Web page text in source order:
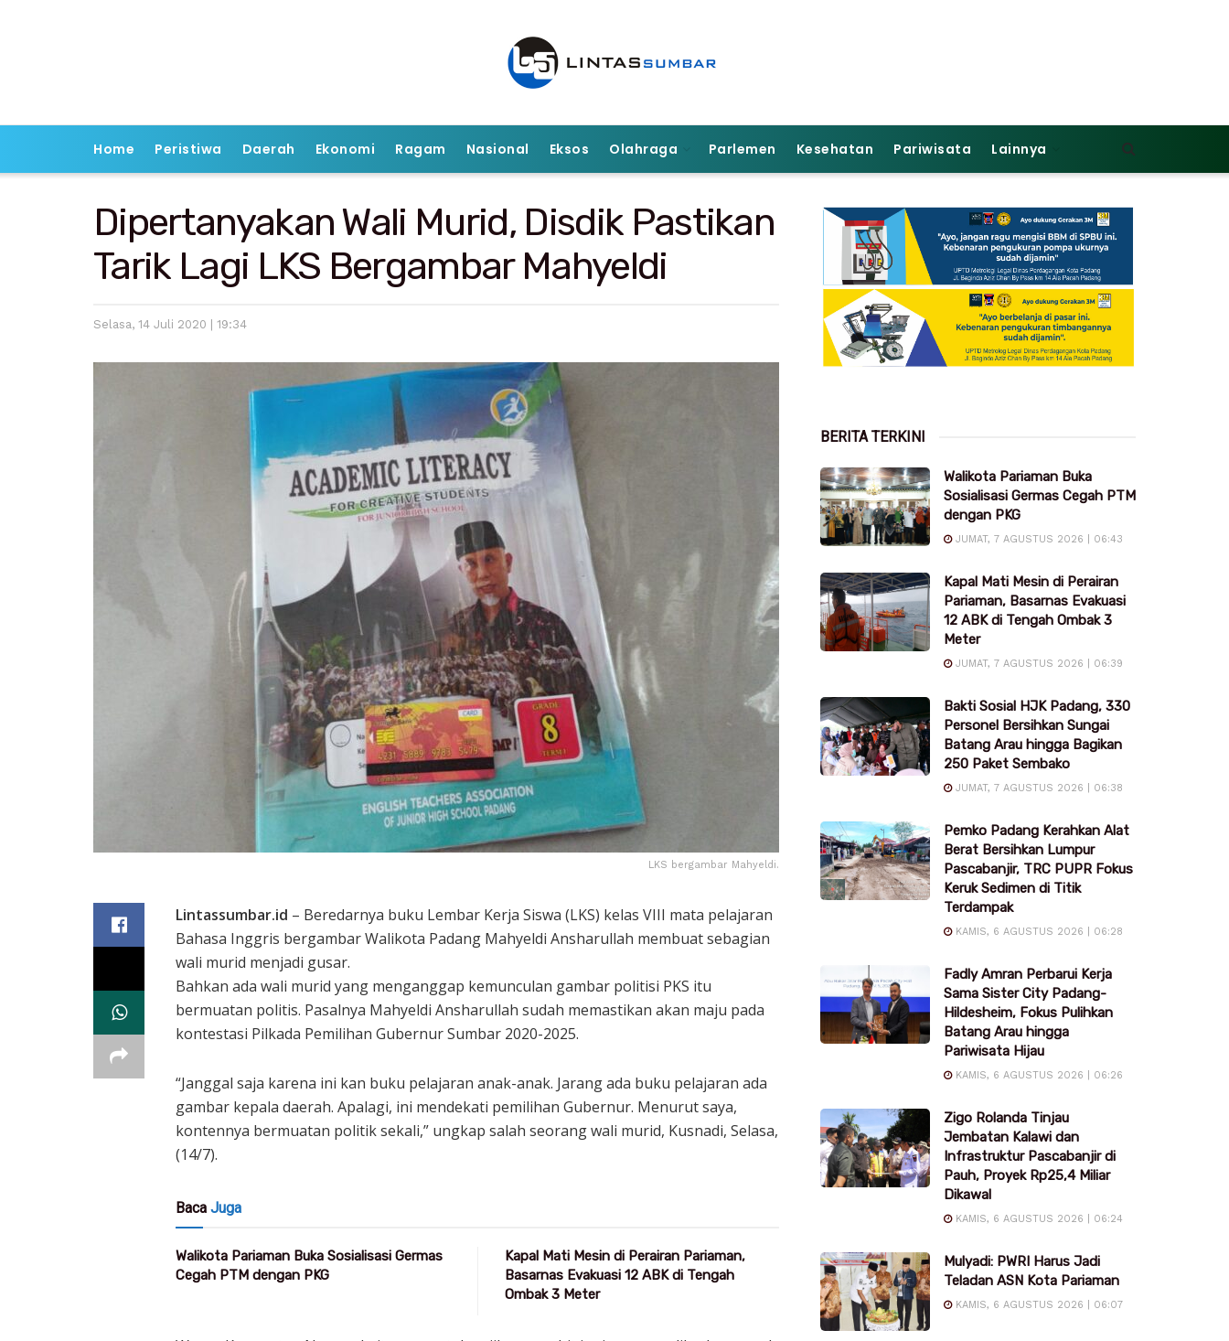
Home Peristiwa Daerah Ekonomi Ragam Nasional Eksos Olahraga Parlemen Kesehatan Pariwisata Lainnya
Dipertanyakan Wali Murid, Disdik Pastikan
Tarik Lagi LKS Bergambar Mahyeldi
Selasa, 14 Juli 2020 | 19:34
LKS bergambar Mahyeldi.
Lintassumbar.id – Beredarnya buku Lembar Kerja Siswa (LKS) kelas VIII mata pelajaran
Bahasa Inggris bergambar Walikota Padang Mahyeldi Ansharullah membuat sebagian
wali murid menjadi gusar.
Bahkan ada wali murid yang menganggap kemunculan gambar politisi PKS itu
bermuatan politis. Pasalnya Mahyeldi Ansharullah sudah memastikan akan maju pada
kontestasi Pilkada Pemilihan Gubernur Sumbar 2020-2025.
“Janggal saja karena ini kan buku pelajaran anak-anak. Jarang ada buku pelajaran ada
gambar kepala daerah. Apalagi, ini mendekati pemilihan Gubernur. Menurut saya,
kontennya bermuatan politik sekali,” ungkap salah seorang wali murid, Kusnadi, Selasa,
(14/7).
Baca Juga
Walikota Pariaman Buka Sosialisasi Germas
Cegah PTM dengan PKG
Kapal Mati Mesin di Perairan Pariaman,
Basarnas Evakuasi 12 ABK di Tengah
Ombak 3 Meter
BERITA TERKINI
Walikota Pariaman Buka
Sosialisasi Germas Cegah PTM
dengan PKG
JUMAT, 7 AGUSTUS 2026 | 06:43
Kapal Mati Mesin di Perairan
Pariaman, Basarnas Evakuasi
12 ABK di Tengah Ombak 3
Meter
JUMAT, 7 AGUSTUS 2026 | 06:39
Bakti Sosial HJK Padang, 330
Personel Bersihkan Sungai
Batang Arau hingga Bagikan
250 Paket Sembako
JUMAT, 7 AGUSTUS 2026 | 06:38
Pemko Padang Kerahkan Alat
Berat Bersihkan Lumpur
Pascabanjir, TRC PUPR Fokus
Keruk Sedimen di Titik
Terdampak
KAMIS, 6 AGUSTUS 2026 | 06:28
Fadly Amran Perbarui Kerja
Sama Sister City Padang-
Hildesheim, Fokus Pulihkan
Batang Arau hingga
Pariwisata Hijau
KAMIS, 6 AGUSTUS 2026 | 06:26
Zigo Rolanda Tinjau
Jembatan Kalawi dan
Infrastruktur Pascabanjir di
Pauh, Proyek Rp25,4 Miliar
Dikawal
KAMIS, 6 AGUSTUS 2026 | 06:24
Mulyadi: PWRI Harus Jadi
Teladan ASN Kota Pariaman
KAMIS, 6 AGUSTUS 2026 | 06:07